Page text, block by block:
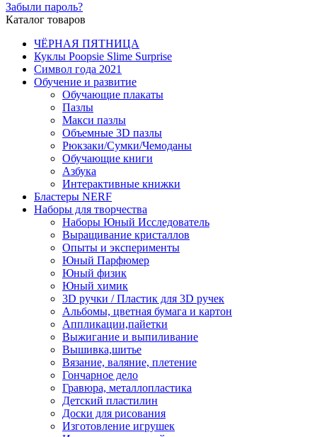
Забыли пароль?
Каталог товаров
ЧЁРНАЯ ПЯТНИЦА
Куклы Poopsie Slime Surprise
Символ года 2021
Обучение и развитие
Обучающие плакаты
Пазлы
Макси пазлы
Объемные 3D пазлы
Рюкзаки/Сумки/Чемоданы
Обучающие книги
Азбука
Интерактивные книжки
Бластеры NERF
Наборы для творчества
Наборы Юный Исследователь
Выращивание кристаллов
Опыты и эксперименты
Юный Парфюмер
Юный физик
Юный химик
3D ручки / Пластик для 3D ручек
Альбомы, цветная бумага и картон
Аппликации,пайетки
Выжигание и выпиливание
Вышивка,шитье
Вязание, валяние, плетение
Гончарное дело
Гравюра, металлопластика
Детский пластилин
Доски для рисования
Изготовление игрушек